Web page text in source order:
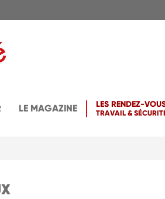
LE MAGAZINE LES RENDEZ-
TRAVAIL &